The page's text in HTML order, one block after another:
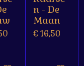
n - De
Maan
€ 16,50